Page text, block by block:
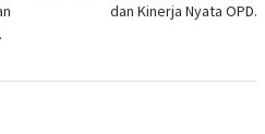
dan Kinerja Nyata OPD.